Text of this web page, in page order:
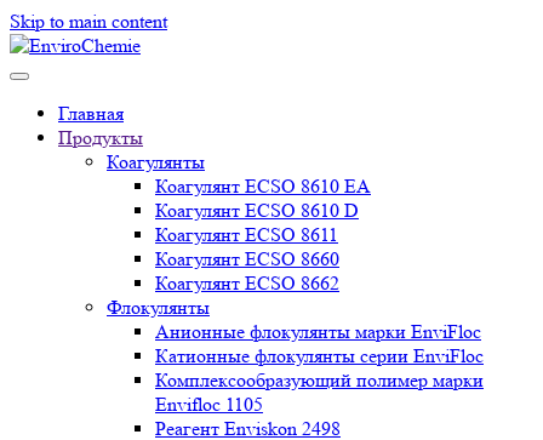
Skip to main content
Главная
Продукты
Коагулянты
Коагулянт ECSO 8610 EA
Коагулянт ECSO 8610 D
Коагулянт ECSO 8611
Коагулянт ECSO 8660
Коагулянт ECSO 8662
Флокулянты
Анионные флокулянты марки EnviFloc
Катионные флокулянты серии EnviFloc
Комплексообразующий полимер марки
Envifloc 1105
Реагент Enviskon 2498